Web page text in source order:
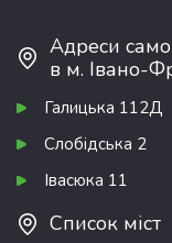
Адреси
в м. Івано-
Галицька 112Д
Слобідська 2
Івасюка 11
Список міст